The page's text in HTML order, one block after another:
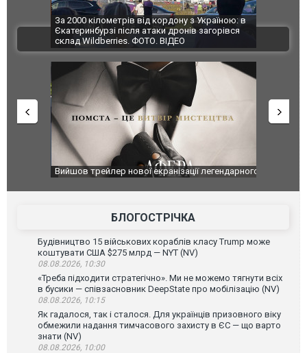
За 2000 кілометрів від кордону з Україною: в
Єкатеринбурзі після атаки дронів загорівся
склад Wildberries. ФОТО. ВІДЕО
"Мої
ВІДЕО
Вийшов трейлер нової екранізації легендарного
БЛОГОСТРІЧКА
Будівництво 15 військових кораблів класу Trump може
коштувати США $275 млрд — NYT (NV)
08.08.2026, 10:30
«Треба підходити стратегічно». Ми не можемо тягнути всіх
в бусики — співзасновник DeepState про мобілізацію (NV)
08.08.2026, 10:15
Як гадалося, так і сталося. Для українців призовного віку
обмежили надання тимчасового захисту в ЄС — що варто
знати (NV)
08.08.2026, 10:00